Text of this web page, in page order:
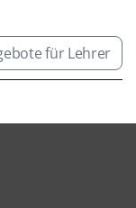
für Lehrer